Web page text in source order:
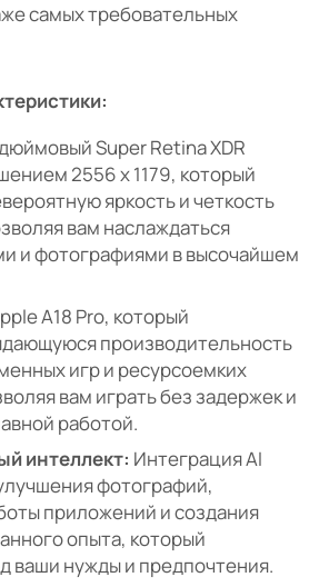
самых требовательных
Super Retina XDR
2556 x 1179, который
яркость и четкость
вам наслаждаться
и фотографиями в высочайшем
A18 Pro, который
производительность
игр и ресурсоемких
вам играть без задержек и
работой.
интеллект: Интеграция AI
фотографий,
приложений и создания
опыта, который
ваши нужды и предпочтения.